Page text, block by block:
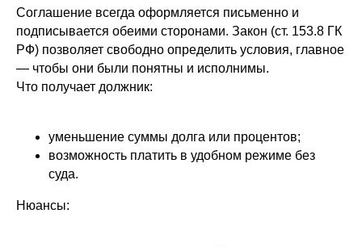
Соглашение всегда оформляется письменно и
подписывается обеими сторонами. Закон (ст. 153.8 ГК
РФ) позволяет свободно определить условия, главное
— чтобы они были понятны и исполнимы.
Что получает должник:
уменьшение суммы долга или процентов;
возможность платить в удобном режиме без
суда.
Нюансы: